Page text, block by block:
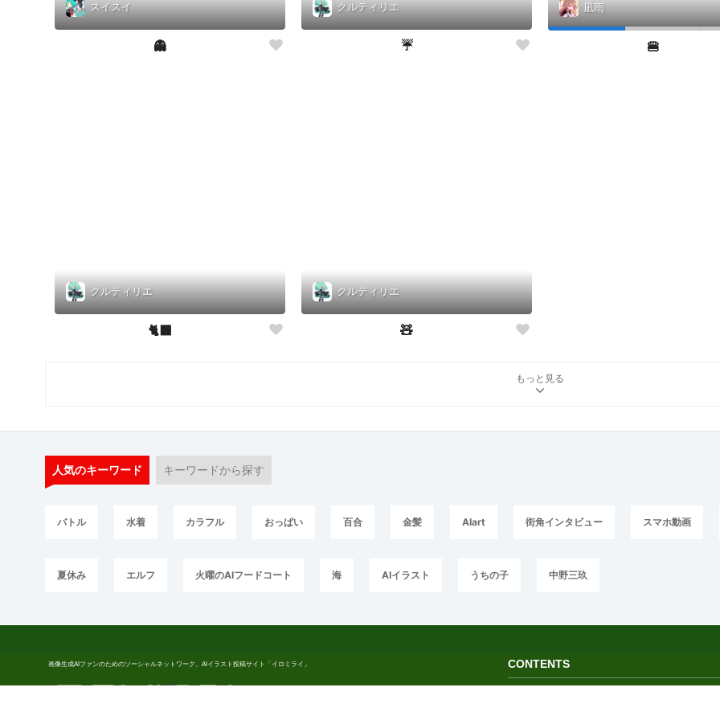
スイスイ
👻
クルティリエ
☔️
凪雨
🍔
クルティリエ
🐈‍⬛
クルティリエ
🧸
もっと見る
人気のキーワード キーワードから探す
バトル 水着 カラフル おっぱい 百合 金髪 AIart 街角インタビュー スマホ動画
夏休み エルフ 火曜のAIフードコート 海 AIイラスト うちの子 中野三玖
画像生成AIファンのためのソーシャルネットワーク、AIイラスト投稿サイト「イロミライ」 CONTENTS